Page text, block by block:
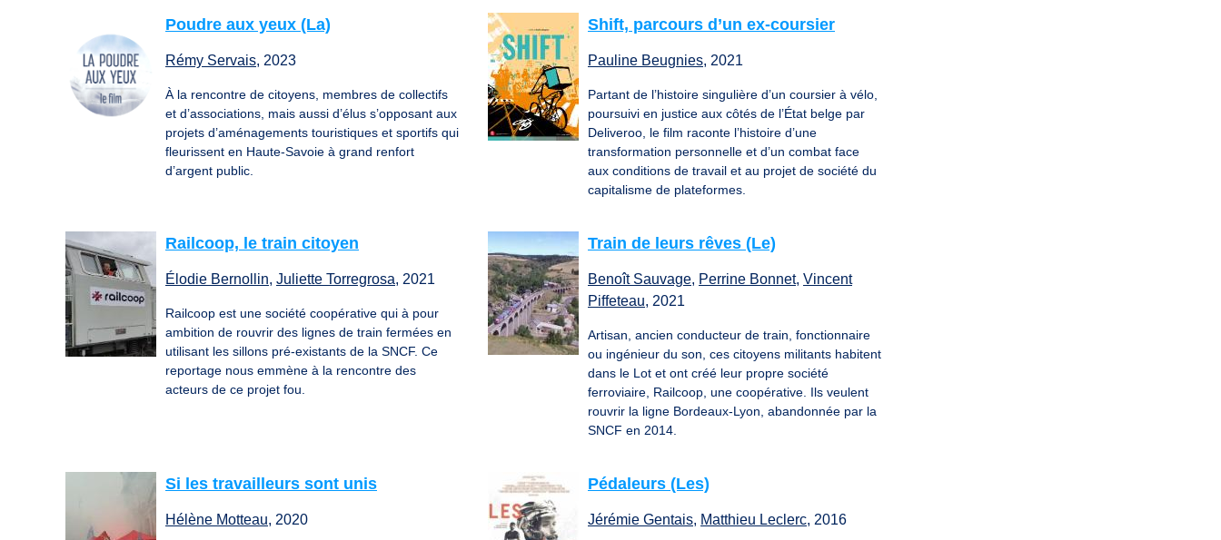
Poudre aux yeux (La)
Rémy Servais, 2023
À la rencontre de citoyens, membres de collectifs
et d’associations, mais aussi d’élus s’opposant aux
projets d’aménagements touristiques et sportifs qui
fleurissent en Haute-Savoie à grand renfort
d’argent public.
Shift, parcours d’un ex-coursier
Pauline Beugnies, 2021
Partant de l’histoire singulière d’un coursier à vélo,
poursuivi en justice aux côtés de l’État belge par
Deliveroo, le film raconte l’histoire d’une
transformation personnelle et d’un combat face
aux conditions de travail et au projet de société du
capitalisme de plateformes.
Railcoop, le train citoyen
Élodie Bernollin, Juliette Torregrosa, 2021
Railcoop est une société coopérative qui à pour
ambition de rouvrir des lignes de train fermées en
utilisant les sillons pré-existants de la SNCF. Ce
reportage nous emmène à la rencontre des
acteurs de ce projet fou.
Train de leurs rêves (Le)
Benoît Sauvage, Perrine Bonnet, Vincent
Piffeteau, 2021
Artisan, ancien conducteur de train, fonctionnaire
ou ingénieur du son, ces citoyens militants habitent
dans le Lot et ont créé leur propre société
ferroviaire, Railcoop, une coopérative. Ils veulent
rouvrir la ligne Bordeaux-Lyon, abandonnée par la
SNCF en 2014.
Si les travailleurs sont unis
Hélène Motteau, 2020
Pédaleurs (Les)
Jérémie Gentais, Matthieu Leclerc, 2016